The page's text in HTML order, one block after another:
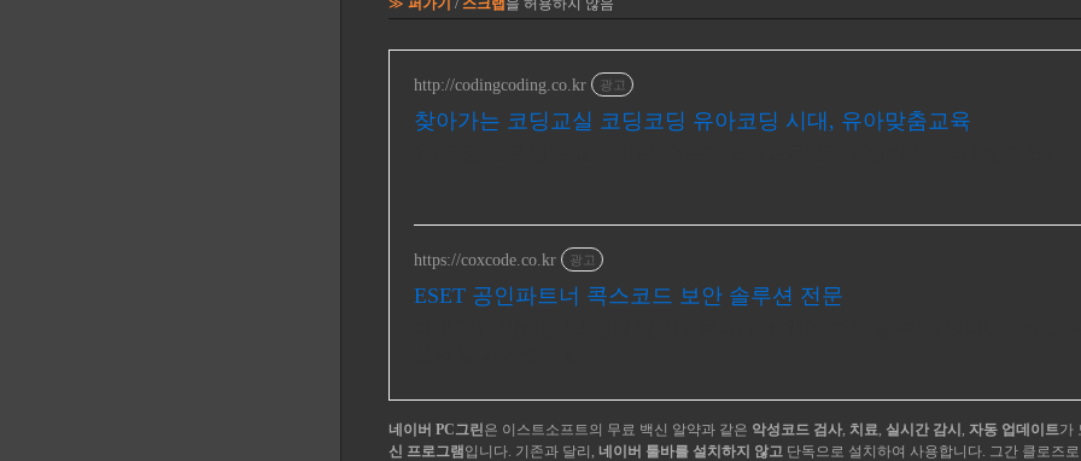
≫ 퍼가기 / 스크랩 을 허용하지 않음
http://codingcoding.co.kr 광고
찾아가는 코딩교실 코딩코딩 유아코딩 시대, 유아맞춤교육
https://coxcode.co.kr 광고
ESET 공인파트너 콕스코드 보안 솔루션 전문
네이버 PC그린은 이스트소프트의 무료 백신 알약과 같은 악성코드 검사, 치료, 실시간 감시 , 자동 업데이트가
신 프로그램 입니다. 기존과 달리, 네이버 툴바를 설치하지 않고 단독으로 설치하여 사용합니다. 그간 클로즈